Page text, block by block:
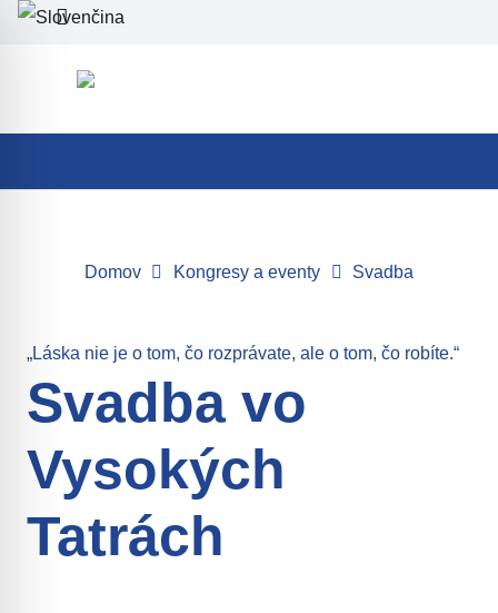
Domov Kongresy a eventy Svadba
„Láska nie je o tom, čo rozprávate, ale o tom, čo robíte.“
Svadba vo
Vysokých
Tatrách